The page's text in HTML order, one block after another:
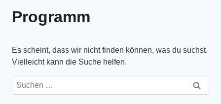
Programm
Es scheint, dass wir nicht finden können, was du suchst.
Vielleicht kann die Suche helfen.
Suchen
nach: